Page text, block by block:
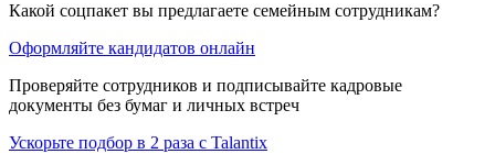
Какой соцпакет вы предлагаете семейным сотрудникам?
Оформляйте кандидатов онлайн
Проверяйте сотрудников и подписывайте кадровые
документы без бумаг и личных встреч
Ускорьте подбор в 2 раза с Talantix